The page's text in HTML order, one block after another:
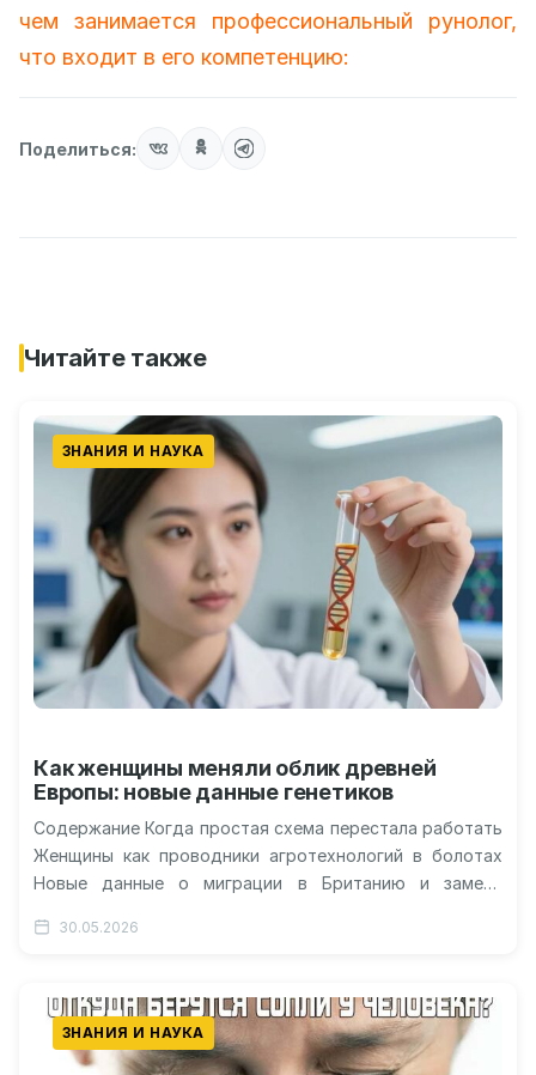
чем занимается профессиональный рунолог,
что входит в его компетенцию:
Поделиться:
Читайте также
ЗНАНИЯ И НАУКА
Как женщины меняли облик древней
Европы: новые данные генетиков
Содержание Когда простая схема перестала работать
Женщины как проводники агротехнологий в болотах
Новые данные о миграции в Британию и замене
30.05.2026
ЗНАНИЯ И НАУКА